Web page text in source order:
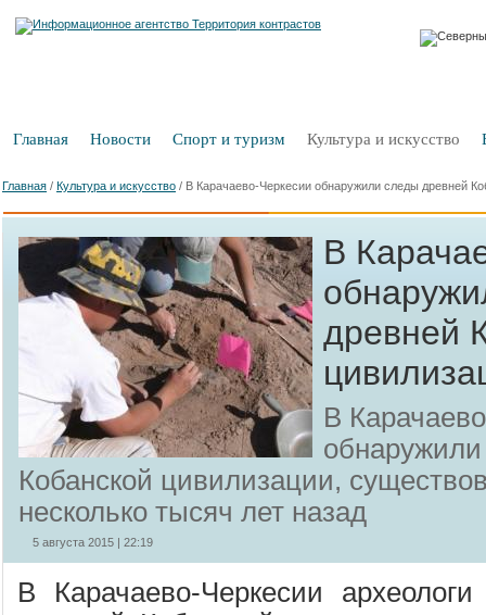
Главная Новости Спорт и туризм Культура и искусство
Главная / Культура и искусство / В Карачаево-Черкесии обнаружили следы древней
В
древней
В
Кобанской цивилизации,
несколько тысяч лет назад
5 августа 2015 | 22:19
В Карачаево-Черкесии